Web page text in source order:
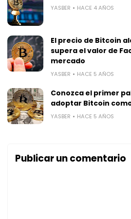
YASBER HACE 4 AÑOS
El precio de Bitcoin
supera el valor de
mercado
YASBER HACE 5 AÑOS
Conozca el primer
adoptar Bitcoin
YASBER HACE 5 AÑOS
Publicar un comentario